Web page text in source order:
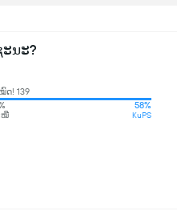
ນະ?
ດ! 139
ໝີ
58%
KuPS